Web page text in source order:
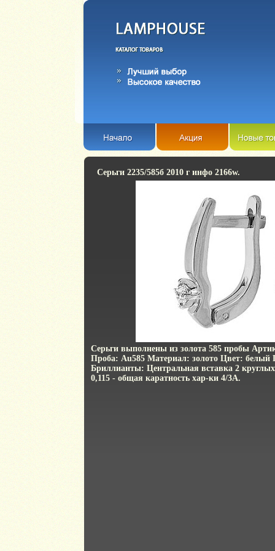
Серьги 2235/585б 2010 г инфо 2166w.
Серьги выполнены из золота 585 пробы
Проба: Au585 Материал: золото Цвет: белый
Бриллианты: Центральная вставка 2
0,115 - общая каратность хар-ки 4/3А.